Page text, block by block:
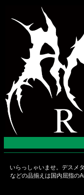
いらっしゃいませ。デスメ
などの品揃えは国内屈指の